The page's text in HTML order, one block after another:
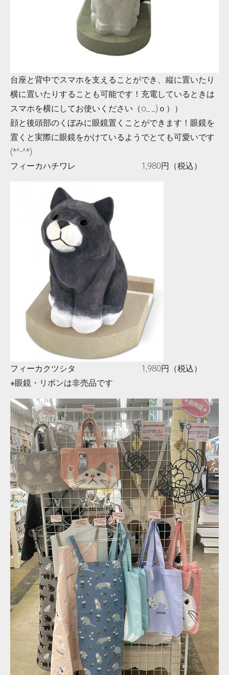
台座と背中でスマホを支えることができ、縦に置いたり
横に置いたりすることも可能です！充電しているときは
スマホを横にしてお使いください（o_ _)ｏ））
顔と後頭部のくぼみに眼鏡置くことができます！眼鏡を
置くと実際に眼鏡をかけているようでとても可愛いです
(*^-^*)
フィーカハチワレ 1,980円（税込）
フィーカクツシタ 1,980円（税込）
※眼鏡・リボンは非売品です